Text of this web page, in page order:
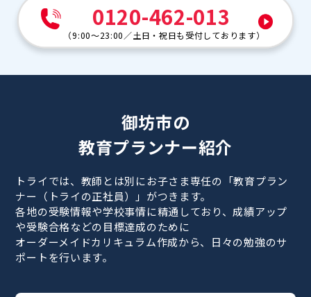
0120-462-013
（9:00～23:00 ／土日・祝日も受付しております）
御坊市の
教育プランナー紹介
トライでは、教師とは別にお子さま専任の「教育プラン
ナー（トライの正社員）」がつきます。
各地の受験情報や学校事情に精通しており、成績アップ
や受験合格などの目標達成のために
オーダーメイドカリキュラム作成から、日々の勉強のサ
ポートを行います。